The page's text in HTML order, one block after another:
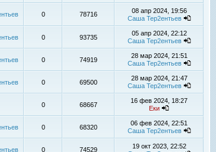
0 78716
08 апр 2024, 19:56
Саша Тер2ентьев
0 93735
05 апр 2024, 22:12
Саша Тер2ентьев
0 74919
28 мар 2024, 21:51
Саша Тер2ентьев
0 69500
28 мар 2024, 21:47
Саша Тер2ентьев
0 68667
16 фев 2024, 18:27
Еки
0 68320
06 фев 2024, 22:51
Саша Тер2ентьев
0 74529
19 окт 2023, 22:52